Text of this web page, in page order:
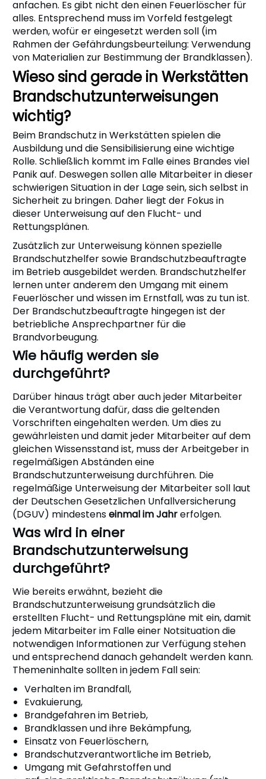
anfachen. Es gibt nicht den einen Feuerlöscher für
alles. Entsprechend muss im Vorfeld festgelegt
werden, wofür er eingesetzt werden soll (im
Rahmen der Gefährdungsbeurteilung: Verwendung
von Materialien zur Bestimmung der Brandklassen).
Wieso sind gerade in Werkstätten
Brandschutzunterweisungen
wichtig?
Beim Brandschutz in Werkstätten spielen die
Ausbildung und die Sensibilisierung eine wichtige
Rolle. Schließlich kommt im Falle eines Brandes viel
Panik auf. Deswegen sollen alle Mitarbeiter in dieser
schwierigen Situation in der Lage sein, sich selbst in
Sicherheit zu bringen. Daher liegt der Fokus in
dieser Unterweisung auf den Flucht- und
Rettungsplänen.
Zusätzlich zur Unterweisung können spezielle
Brandschutzhelfer sowie Brandschutzbeauftragte
im Betrieb ausgebildet werden. Brandschutzhelfer
lernen unter anderem den Umgang mit einem
Feuerlöscher und wissen im Ernstfall, was zu tun ist.
Der Brandschutzbeauftragte hingegen ist der
betriebliche Ansprechpartner für die
Brandvorbeugung.
Wie häufig werden sie
durchgeführt?
Darüber hinaus trägt aber auch jeder Mitarbeiter
die Verantwortung dafür, dass die geltenden
Vorschriften eingehalten werden. Um dies zu
gewährleisten und damit jeder Mitarbeiter auf dem
gleichen Wissensstand ist, muss der Arbeitgeber in
regelmäßigen Abständen eine
Brandschutzunterweisung durchführen. Die
regelmäßige Unterweisung der Mitarbeiter soll laut
der Deutschen Gesetzlichen Unfallversicherung
(DGUV) mindestenseinmal im Jahrerfolgen.
Was wird in einer
Brandschutzunterweisung
durchgeführt?
Wie bereits erwähnt, bezieht die
Brandschutzunterweisung grundsätzlich die
erstellten Flucht- und Rettungspläne mit ein, damit
jedem Mitarbeiter im Falle einer Notsituation die
notwendigen Informationen zur Verfügung stehen
und entsprechend danach gehandelt werden kann.
Themeninhalte sollten in jedem Fall sein:
Verhalten im Brandfall,
Evakuierung,
Brandgefahren im Betrieb,
Brandklassen und ihre Bekämpfung,
Einsatz von Feuerlöschern,
Brandschutzverantwortliche im Betrieb,
Umgang mit Gefahrstoffen und